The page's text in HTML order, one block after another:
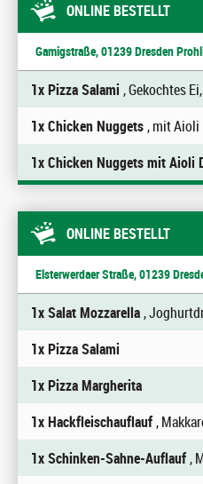
ONLINE BESTELLT
Gamigstraße, 01239 Dresden
1x Pizza Salami , Gekochtes
1x Chicken Nuggets, mit Aioli
1x Chicken Nuggets mit Aioli
ONLINE BESTELLT
Elsterwerdaer Straße, 01239
1x Salat Mozzarella,
1x Pizza Salami
1x Pizza Margherita
1x Hackfleischauflauf,
1x Schinken-Sahne-Auflauf,